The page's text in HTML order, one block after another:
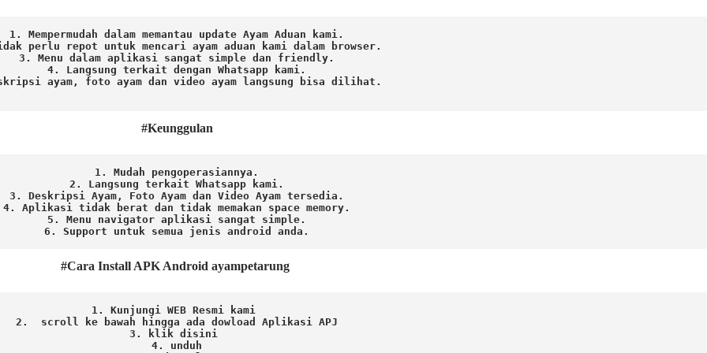
1. Mempermudah dalam memantau update Ayam Aduan kami.
perlu repot untuk mencari ayam aduan kami dalam browser.
3. Menu dalam aplikasi sangat simple dan friendly.
4. Langsung terkait dengan Whatsapp kami.
ayam, foto ayam dan video ayam langsung bisa dilihat.
#Keunggulan
1. Mudah pengoperasiannya.
2. Langsung terkait Whatsapp kami.
3. Deskripsi Ayam, Foto Ayam dan Video Ayam tersedia.
4. Aplikasi tidak berat dan tidak memakan space memory.
5. Menu navigator aplikasi sangat simple.
6. Support untuk semua jenis android anda.
#Cara Install APK Android ayampetarung
1. Kunjungi WEB Resmi kami
2.  scroll ke bawah hingga ada dowload Aplikasi APJ
3. klik disini
4. unduh